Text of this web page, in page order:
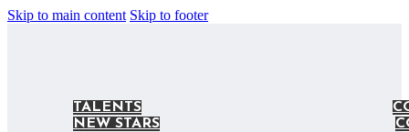
Skip to main content Skip to footer
TALENTS
NEW STARS